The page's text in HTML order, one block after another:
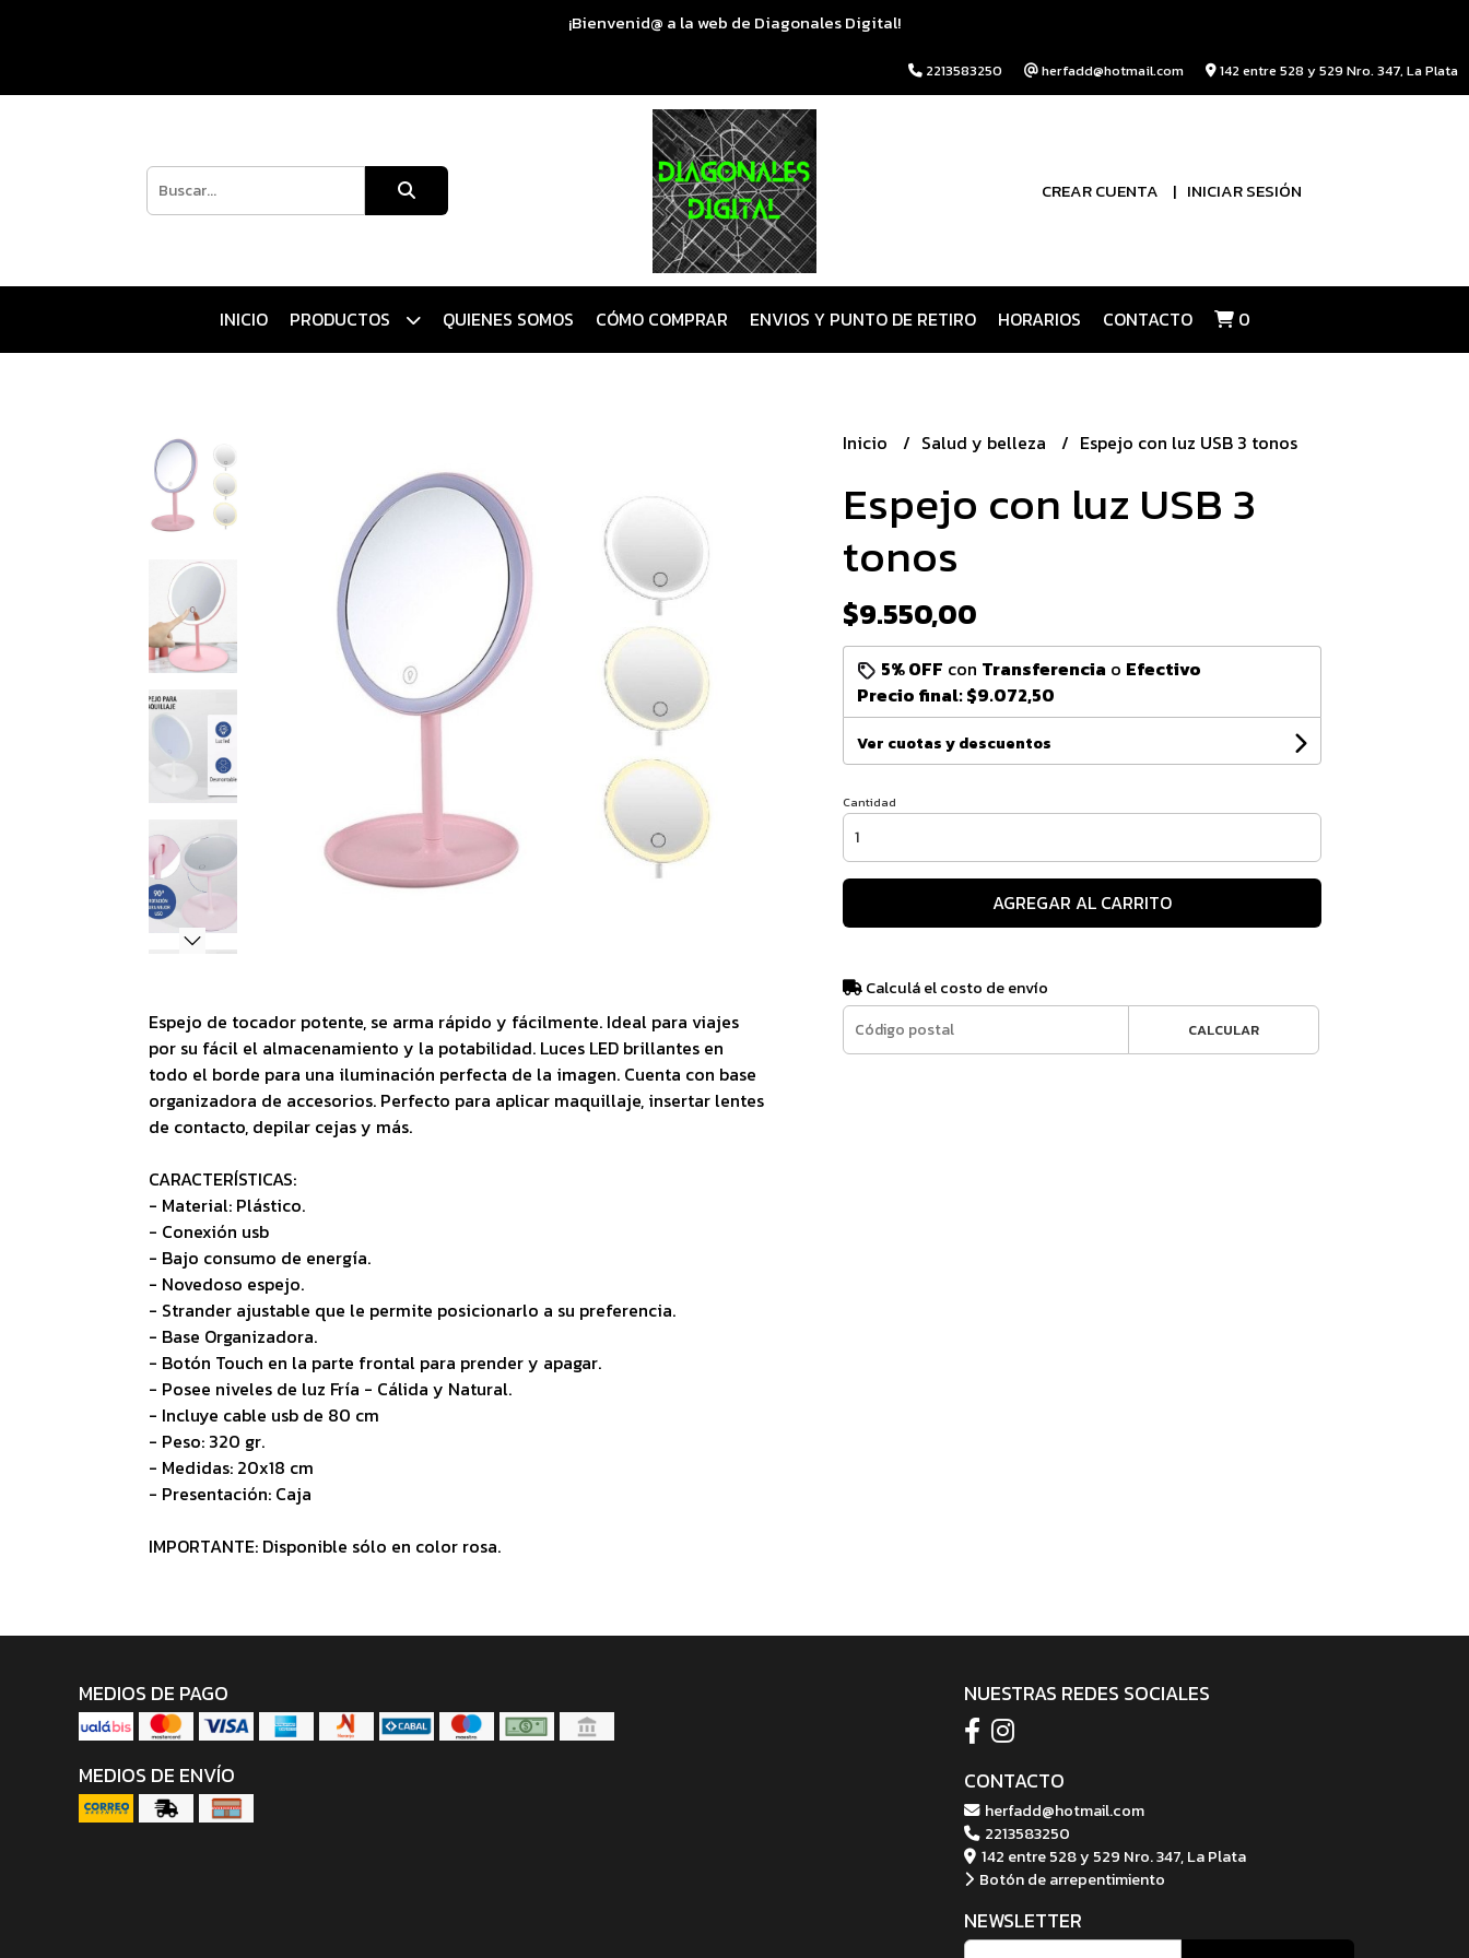
¡Bienvenid@ a la web de Diagonales Digital!
2213583250 herfadd@hotmail.com 142 entre 528 y 529 Nro. 347, La Plata
CREAR CUENTA INICIAR SESIÓN
INICIO PRODUCTOS QUIENES SOMOS CÓMO COMPRAR ENVIOS Y PUNTO DE RETIRO HORARIOS CONTACTO 0
Espejo de tocador potente, se arma rápido y fácilmente. Ideal para viajes
por su fácil el almacenamiento y la potabilidad. Luces LED brillantes en
todo el borde para una iluminación perfecta de la imagen. Cuenta con base
organizadora de accesorios. Perfecto para aplicar maquillaje, insertar lentes
de contacto, depilar cejas y más.
CARACTERÍSTICAS:
- Material: Plástico.
- Conexión usb
- Bajo consumo de energía.
- Novedoso espejo.
- Strander ajustable que le permite posicionarlo a su preferencia.
- Base Organizadora.
- Botón Touch en la parte frontal para prender y apagar.
- Posee niveles de luz Fría - Cálida y Natural.
- Incluye cable usb de 80 cm
- Peso: 320 gr.
- Medidas: 20x18 cm
- Presentación: Caja
IMPORTANTE: Disponible sólo en color rosa.
Inicio Salud y belleza Espejo con luz USB 3 tonos
Espejo con luz USB 3
tonos
$9.550,00
5% OFF con Transferencia o Efectivo
Precio final:$9.072,50
Ver cuotas y descuentos
Cantidad
AGREGAR AL CARRITO
Calculá el costo de envío
CALCULAR
MEDIOS DE PAGO
MEDIOS DE ENVÍO
NUESTRAS REDES SOCIALES
CONTACTO
herfadd@hotmail.com
2213583250
142 entre 528 y 529 Nro. 347, La Plata
Botón de arrepentimiento
NEWSLETTER